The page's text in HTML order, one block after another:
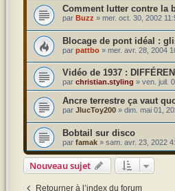
Comment lutter contre la
par Buzz » mer. oct. 30, 2002
Blocage de pont idéal :
par pattbo» mer. avr. 28, 2004
Vidéo de 1937 :
par christian.styling » ven. juil.
Ancre terrestre ça vaut
par JlucToy200» dim. mai 01,
Bobtail sur disco
par famak» sam. avr. 23, 2022
Nouveau sujet
Retourner à l’index du forum